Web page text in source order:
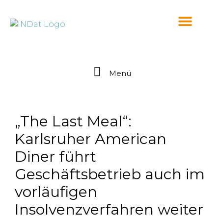
Menü
„The Last Meal“:
Karlsruher American
Diner führt
Geschäftsbetrieb auch im
vorläufigen
Insolvenzverfahren weiter